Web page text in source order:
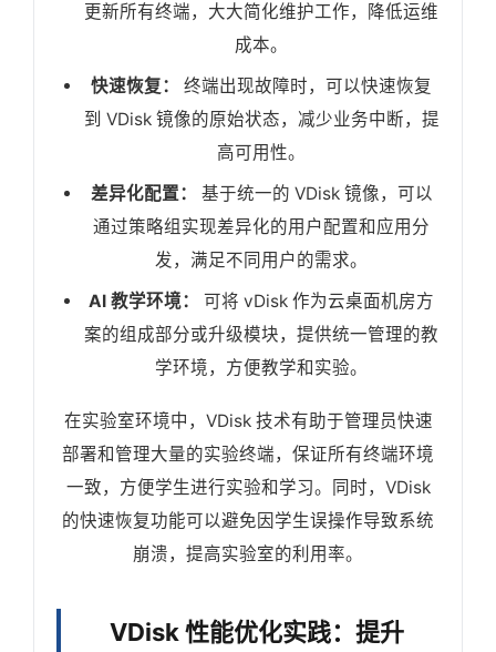
更新所有终端，大大简化维护工作，降低运维
成本。
快速恢复：
终端出现故障时，可以快速恢复
到 VDisk 镜像的原始状态，减少业务中断，提
高可用性。
差异化配置：
基于统一的 VDisk 镜像，可以
通过策略组实现差异化的用户配置和应用分
发，满足不同用户的需求。
AI 教学环境：
可将 vDisk 作为云桌面机房方
案的组成部分或升级模块，提供统一管理的教
学环境，方便教学和实验。
在实验室环境中，VDisk 技术有助于管理员快速
部署和管理大量的实验终端，保证所有终端环境
一致，方便学生进行实验和学习。同时，VDisk
的快速恢复功能可以避免因学生误操作导致系统
崩溃，提高实验室的利用率。
VDisk 性能优化实践：提升